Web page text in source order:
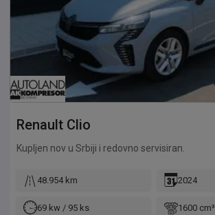
Renault Clio
Kupljen nov u Srbiji i redovno servisiran.
48.954 km 2024
69 kw / 95 ks 1600 cm³